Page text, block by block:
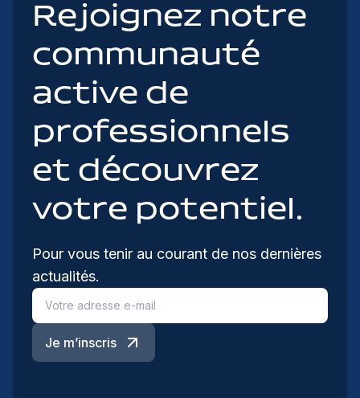
Rejoignez notre
communauté
active de
professionnels
et découvrez
votre potentiel.
Pour vous tenir au courant de nos dernières
actualités.
Je m’inscris